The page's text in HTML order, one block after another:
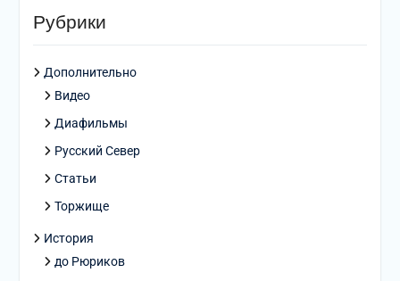
Рубрики
Дополнительно
Видео
Диафильмы
Русский Север
Статьи
Торжище
История
до Рюриков